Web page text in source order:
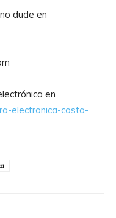
dude en
en
electronica-costa-